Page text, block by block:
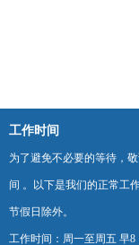
工作时间
为了避免不必要的等待，
间 。以下是我们的正常工
节假日除外。
工作时间：周一至周五 早8